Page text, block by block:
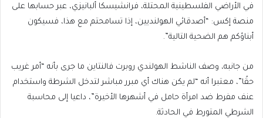
في الأراضي الفلسطينية المحتلة، فرانشيسكا ألبانيزي، عبر حسابها على
منصة إكس: “أصدقائي الهولنديين، إذا تسامحتم مع هذا، فسيكون
أبناؤكم هم الضحية التالية”.
من جانبه، وصف الناشط الهولندي روبرت فالنتاين ما جرى بأنه “أمر غريب
حقًا”، معتبرا أنه “لم يكن هناك أي مبرر مباشر لتدخل الشرطة واستخدام
عنف مفرط ضد امرأة حامل في أشهرها الأخيرة”، داعيا إلى محاسبة
الشرطي المتورط في الحادثة.